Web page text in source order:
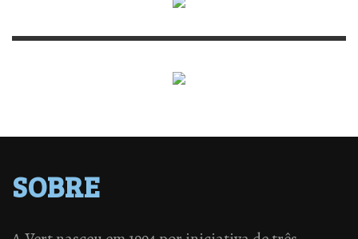
SOBRE